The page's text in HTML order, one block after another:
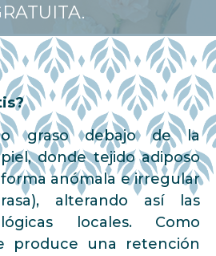
graso debajo de la
donde tejido adiposo
anómala e irregular
alterando así las
locales. Como
produce una retención